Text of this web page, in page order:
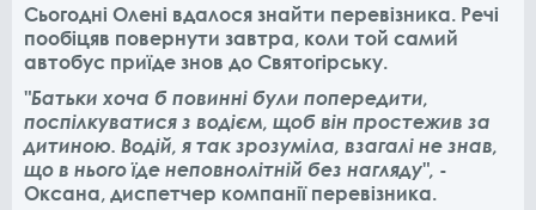
Сьогодні Олені вдалося знайти перевізника. Речі
пообіцяв повернути завтра, коли той самий
автобус приїде знов до Святогірську.
"Батьки хоча б повинні були попередити,
поспілкуватися з водієм, щоб він простежив за
дитиною. Водій, я так зрозуміла, взагалі не знав,
що в нього їде неповнолітній без нагляду", -
Оксана, диспетчер компанії перевізника.